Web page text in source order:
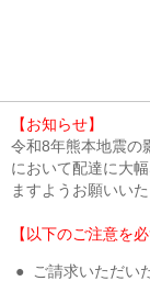
【お知らせ】
令和8年熊本地震の
において配達に大
ますようお願いいた
【以下のご注意を
●
ご請求いただい